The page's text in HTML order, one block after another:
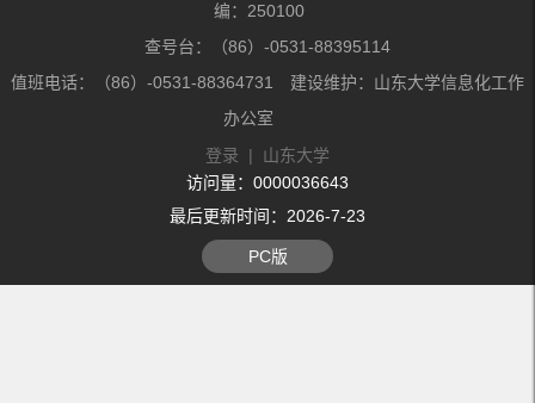
编：250100
查号台：（86）-0531-88395114
值班电话：（86）-0531-88364731 建设维护：山东大学信息化工作
办公室
登录 | 山东大学
访问量： 0000036643
最后更新时间： 2026-7-23
PC版